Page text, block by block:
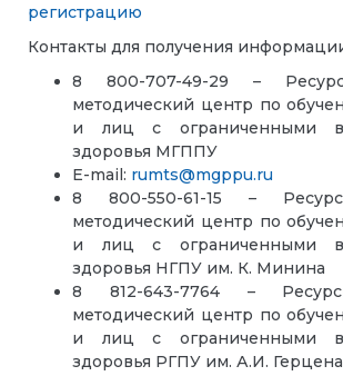
регистрацию
Контакты для получения
8 800-707-49-29 –
методический центр по
и лиц с ограниченными
здоровья МГППУ
E-mail: rumts@mgppu.ru
8 800-550-61-15 –
методический центр по
и лиц с ограниченными
здоровья НГПУ им. К. Минина
8 812-643-7764 –
методический центр по
и лиц с ограниченными
здоровья РГПУ им. А.И. Герцена